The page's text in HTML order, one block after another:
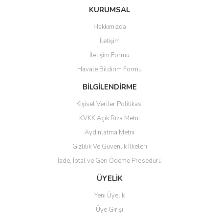
Talep edilen belgeler ile ürünlerin tarafımıza ulaşması ve
takdirde iade ve iptal talebi kabul edilerek sipariş ödeme
metodunuza göre geri ödemeniz 3 ile 7 gün içinde
KURUMSAL
Hakkımızda
İletişim
İletişim Formu
Havale Bildirim Formu
BİLGİLENDİRME
Kişisel Veriler Politikası
KVKK Açık Rıza Metni
Aydınlatma Metni
Gizlilik Ve Güvenlik İlkeleri
İade, İptal ve Geri Ödeme Prosedürü
ÜYELİK
Yeni Üyelik
Üye Girişi